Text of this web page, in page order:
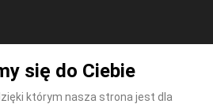
się do Ciebie
którym nasza strona jest dla